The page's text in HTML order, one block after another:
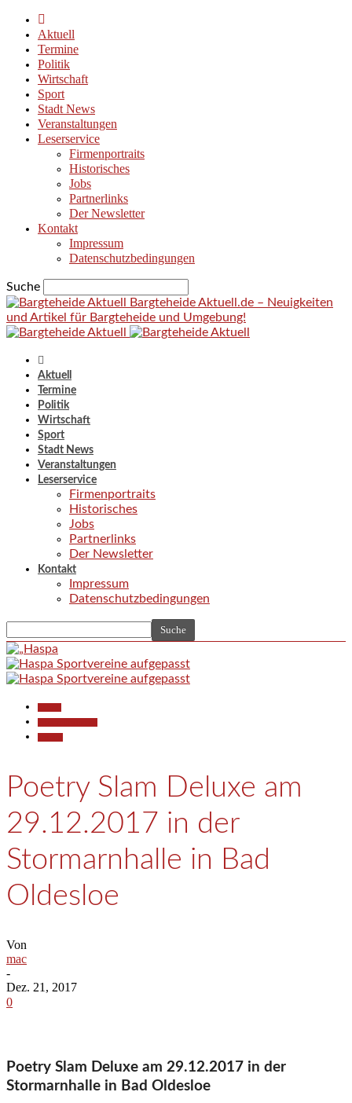
Aktuell
Termine
Politik
Wirtschaft
Sport
Stadt News
Veranstaltungen
Leserservice
Firmenportraits
Historisches
Jobs
Partnerlinks
Der Newsletter
Kontakt
Impressum
Datenschutzbedingungen
Suche
Bargteheide Aktuell.de – Neuigkeiten
und Artikel für Bargteheide und Umgebung!
Aktuell
Termine
Politik
Wirtschaft
Sport
Stadt News
Veranstaltungen
Leserservice
Firmenportraits
Historisches
Jobs
Partnerlinks
Der Newsletter
Kontakt
Impressum
Datenschutzbedingungen
Poetry Slam Deluxe am
29.12.2017 in der
Stormarnhalle in Bad
Oldesloe
Von
mac
-
Dez. 21, 2017
0
Poetry Slam Deluxe am 29.12.2017 in der
Stormarnhalle in Bad Oldesloe